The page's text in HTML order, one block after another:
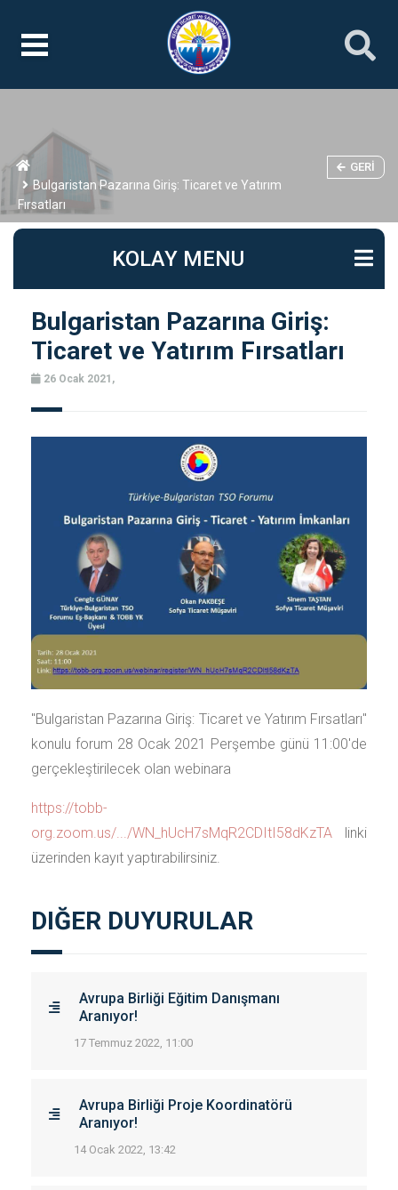
Bulgaristan Pazarına Giriş: Ticaret ve Yatırım
Fırsatları
GERI
KOLAY MENU
Bulgaristan Pazarına Giriş:
Ticaret ve Yatırım Fırsatları
26 Ocak 2021,
"Bulgaristan Pazarına Giriş: Ticaret ve Yatırım Fırsatları"
konulu forum 28 Ocak 2021 Perşembe günü 11:00'de
gerçekleştirilecek olan webinara
https://tobb-
org.zoom.us/.../WN_hUcH7sMqR2CDItI58dKzTA linki
üzerinden kayıt yaptırabilirsiniz.
DIĞER DUYURULAR
Avrupa Birliği Eğitim Danışmanı
Aranıyor!
17 Temmuz 2022, 11:00
Avrupa Birliği Proje Koordinatörü
Aranıyor!
14 Ocak 2022, 13:42